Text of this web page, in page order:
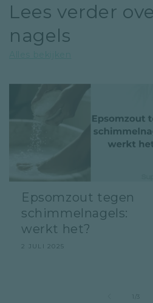
Lees verder
nagels
Epsomzout tegen
schimmelnagels:
werkt het?
2 JULI 2025
1